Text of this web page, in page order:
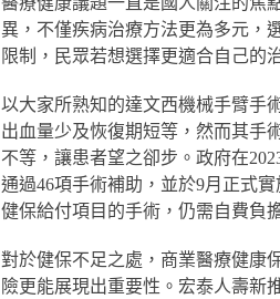
異，不僅疾病治療方法更為多元，
限制，民眾若想選擇更適合自己的
以大家所熟知的達文西機械手臂手
出血量少及恢復期短等，然而其手
不等，讓患者望之卻步。政府在
通過46項手術補助，並於9月正式
健保給付項目的手術，仍需自費負
對於健保不足之處，商業醫療健康
險更能展現出重要性。宏泰人壽新